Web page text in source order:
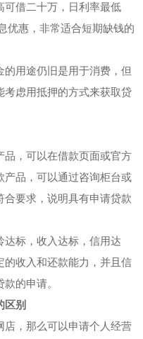
可借二十万，日利率最低
优惠，非常适合短期缺钱的
用途仍旧是用于消费，但
考虑用抵押的方式来获取贷
品，可以在借款页面或官方
产品，可以通过咨询柜台或
要求，说明具有申请贷款
标，收入达标，信用达
的收入和还款能力，并且信
的申请。
区别
店，那么可以申请个人经营